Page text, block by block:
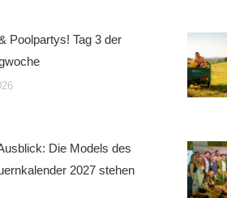
Poolpartys! Tag 3 der
Die Models des
2027 stehen